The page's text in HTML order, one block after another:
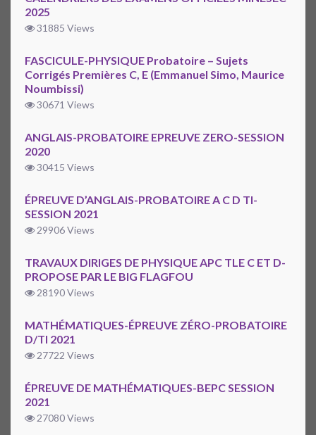
2025
31885 Views
FASCICULE-PHYSIQUE Probatoire – Sujets
Corrigés Premières C, E (Emmanuel Simo, Maurice
Noumbissi)
30671 Views
ANGLAIS-PROBATOIRE EPREUVE ZERO-SESSION
2020
30415 Views
ÉPREUVE D’ANGLAIS-PROBATOIRE A C D TI-
SESSION 2021
29906 Views
TRAVAUX DIRIGES DE PHYSIQUE APC TLE C ET D-
PROPOSE PAR LE BIG FLAGFOU
28190 Views
MATHÉMATIQUES-ÉPREUVE ZÉRO-PROBATOIRE
D/TI 2021
27722 Views
ÉPREUVE DE MATHÉMATIQUES-BEPC SESSION
2021
27080 Views